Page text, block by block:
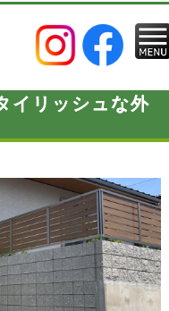
イリッシュな外